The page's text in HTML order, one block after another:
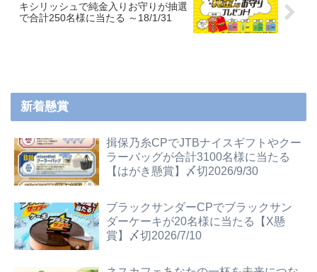
キシリッシュで純金入りお守りが抽選
で合計250名様に当たる ～18/1/31
新着懸賞
揖保乃糸CPでJTBナイスギフトやクー
ラーバッグが合計3100名様に当たる
【はがき懸賞】〆切2026/9/30
ブラックサンダーCPでブラックサン
ダーケーキが20名様に当たる【X懸
賞】〆切2026/7/10